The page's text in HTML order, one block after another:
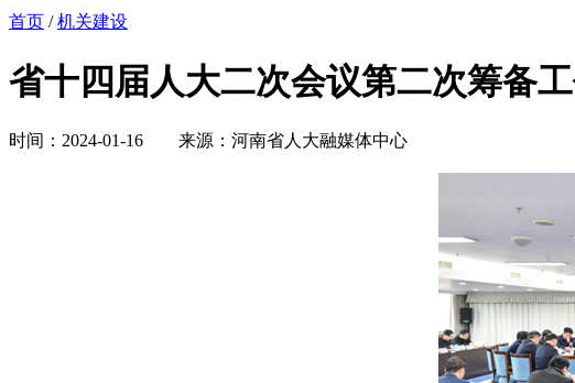
首页 /机关建设
省十四届人大二次会议第二次筹备
时间：2024-01-16 来源：河南省人大融媒体中心